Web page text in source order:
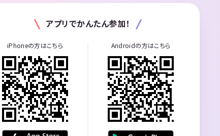
アプリでかんたん参加！
iPhoneの方はこちら Androidの方はこちら